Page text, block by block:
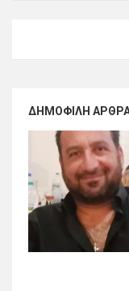
ΔΗΜΟΦΙΛΉ